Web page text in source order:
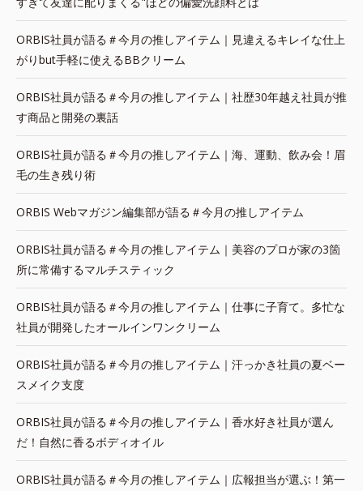
ORBIS社員が語る＃今月の推しアイテム｜見違えるキレイな仕上
がりbut手軽に使えるBBクリーム
ORBIS社員が語る＃今月の推しアイテム｜社歴30年越え社員が推
す商品と開発の裏話
ORBIS社員が語る＃今月の推しアイテム｜海、運動、飲み会！眉
毛の生き残り術
ORBIS Webマガジン編集部が語る＃今月の推しアイテム
ORBIS社員が語る＃今月の推しアイテム｜美容のプロが家の3箇
所に常備するマルチスティック
ORBIS社員が語る＃今月の推しアイテム｜仕事に子育て。多忙な
社員が開発したオールインワンクリーム
ORBIS社員が語る＃今月の推しアイテム｜汗っかき社員の夏ベー
スメイク支度
ORBIS社員が語る＃今月の推しアイテム｜香水好き社員が選ん
だ！自然に香るボディオイル
ORBIS社員が語る＃今月の推しアイテム｜広報担当が選ぶ！第一